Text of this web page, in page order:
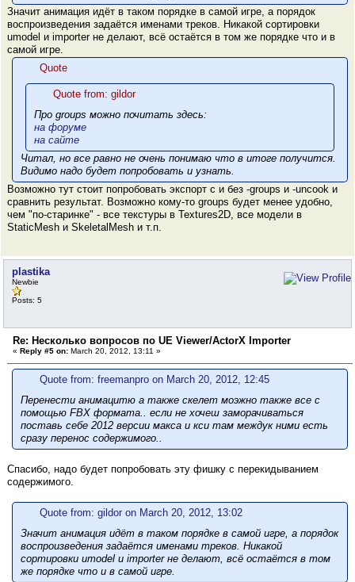
Значит анимация идёт в таком порядке в самой игре, а порядок
воспроизведения задаётся именами треков. Никакой сортировки
umodel и importer не делают, всё остаётся в том же порядке что и в
самой игре.
Quote
Quote from: gildor
Про groups можно почитать здесь:
на форуме
на сайте
Читал, но все равно не очень понимаю что в итоге получится.
Видимо надо будет попробовать и узнать.
Возможно тут стоит попробовать экспорт с и без -groups и -uncook и
сравнить результат. Возможно кому-то groups будет менее удобно,
чем "по-старинке" - все текстуры в Textures2D, все модели в
StaticMesh и SkeletalMesh и т.п.
plastika
Newbie
Posts: 5
Re: Несколько вопросов по UE Viewer/ActorX Importer
« Reply #5 on: March 20, 2012, 13:11 »
Quote from: freemanpro on March 20, 2012, 12:45
Перенести анимацитю а также скелет моэжно также все с
помощью FBX формата.. если не хочеш заморачиваться
поставь себе 2012 версии макса и кси там междук ними есть
сразу перенос содержимого..
Спасибо, надо будет попробовать эту фишку с перекидыванием
содержимого.
Quote from: gildor on March 20, 2012, 13:02
Значит анимация идёт в таком порядке в самой игре, а порядок
воспроизведения задаётся именами треков. Никакой
сортировки umodel и importer не делают, всё остаётся в том
же порядке что и в самой игре.